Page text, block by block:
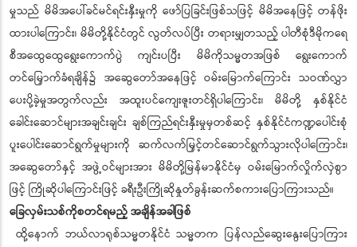
မှုသည် မိမိအပေါ်ခင်မင်ရင်းနှီးမှုကို ဖော်ပြခြင်းဖြစ်သဖြင့် မိမိအနေဖြင့် တန်ဖိုး
ထားပါကြောင်း၊ မိမိတို့နိုင်ငံတွင် လွတ်လပ်ပြီး တရားမျှတသည့် ပါတီစုံဒီမိုကရေ
စီအထွေထွေရွေးကောက်ပွဲ ကျင်းပပြီး မိမိကိုသမ္မတအဖြစ် ရွေးကောက်
တင်မြှောက်ခံရချိန်၌ အဆွေတော်အနေဖြင့် ဝမ်းမြောက်ကြောင်း သဝဏ်လွှာ
ပေးပို့ခဲ့မှုအတွက်လည်း အထူးပင်ကျေးဇူးတင်ရှိပါကြောင်း၊ မိမိတို့ နှစ်နိုင်ငံ
ခေါင်းဆောင်များအချင်းချင်း ချစ်ကြည်ရင်းနှီးမှုမှတစ်ဆင့် နှစ်နိုင်ငံကဏ္ဍပေါင်းစုံ
ပူးပေါင်းဆောင်ရွက်မှုများကို ဆက်လက်မြှင့်တင်ဆောင်ရွက်သွားလိုပါကြောင်း၊
အဆွေတော်နှင့် အဖွဲ့ဝင်များအား မိမိတို့မြန်မာနိုင်ငံမှ ဝမ်းမြောက်လှိုက်လှဲစွာ
ဖြင့် ကြိုဆိုပါကြောင်းဖြင့် ခရီးဦးကြိုဆိုနှုတ်ခွန်းဆက်စကားပြောကြားသည်။
ခြေလှမ်းသစ်ကိုစတင်ရမည့် အချိန်အခါဖြစ်
ထို့နောက် ဘယ်လာရုစ်သမ္မတနိုင်ငံ သမ္မတက ပြန်လည်ဆွေးနွေးပြောကြား